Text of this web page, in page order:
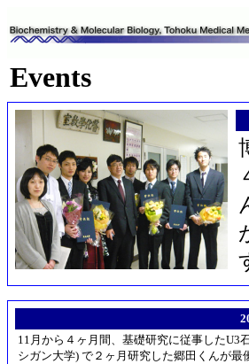
Events
11月から４ヶ月間、基礎研究に従事したU3
シガン大学) で２ヶ月研究した郷田くんが最